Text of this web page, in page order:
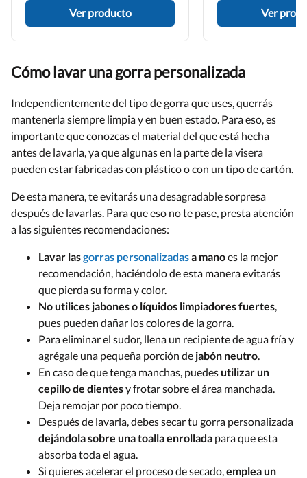
Ver producto Ver
Cómo lavar una gorra personalizada
Independientemente del tipo de gorra que uses, querrás
mantenerla siempre limpia y en buen estado. Para eso, es
importante que conozcas el material del que está hecha
antes de lavarla, ya que algunas en la parte de la visera
pueden estar fabricadas con plástico o con un tipo de cartón.
De esta manera, te evitarás una desagradable sorpresa
después de lavarlas. Para que eso no te pase, presta atención
a las siguientes recomendaciones:
Lavar lasgorras personalizadasa manoes la mejor
recomendación, haciéndolo de esta manera evitarás
que pierda su forma y color.
No utilices jabones o líquidos limpiadores fuertes
pues pueden dañar los colores de la gorra.
Para eliminar el sudor, llena un recipiente de agua fría y
agrégale una pequeña porción de jabón neutro
En caso de que tenga manchas, puedesutilizar un
cepillo de dientesy frotar sobre el área manchada.
Deja remojar por poco tiempo.
Después de lavarla, debes secar tu gorra personalizada
dejándola sobre una toalla enrollada para que esta
absorba toda el agua.
Si quieres acelerar el proceso de secado, emplea un